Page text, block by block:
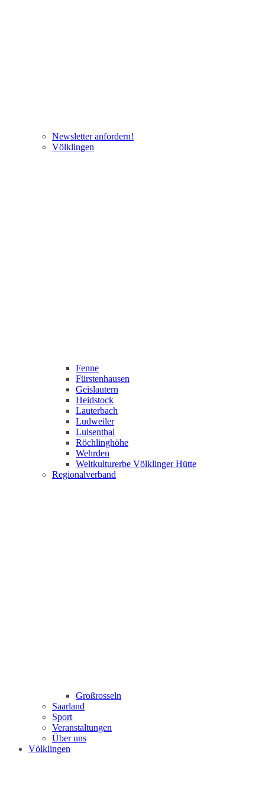
Newsletter anfordern!
Völklingen
Fenne
Fürstenhausen
Geislautern
Heidstock
Lauterbach
Ludweiler
Luisenthal
Röchlinghöhe
Wehrden
Weltkulturerbe Völklinger Hütte
Regionalverband
Großrosseln
Saarland
Sport
Veranstaltungen
Über uns
Völklingen